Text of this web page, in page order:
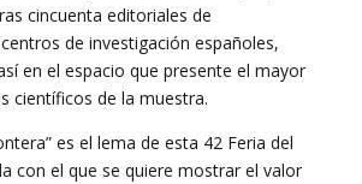
cincuenta editoriales de
de investigación españoles,
en el espacio que presente el mayor
científicos de la muestra.
es el lema de esta 42 Feria del
con el que se quiere mostrar el valor